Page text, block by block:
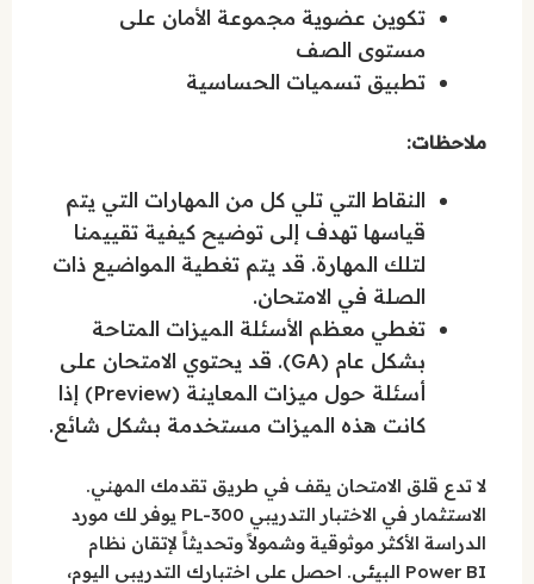
تكوين عضوية مجموعة الأمان على
مستوى الصف
تطبيق تسميات الحساسية
ملاحظات:
النقاط التي تلي كل من المهارات التي يتم
قياسها تهدف إلى توضيح كيفية تقييمنا
لتلك المهارة. قد يتم تغطية المواضيع ذات
الصلة في الامتحان.
تغطي معظم الأسئلة الميزات المتاحة
بشكل عام (GA). قد يحتوي الامتحان على
أسئلة حول ميزات المعاينة (Preview) إذا
كانت هذه الميزات مستخدمة بشكل شائع.
لا تدع قلق الامتحان يقف في طريق تقدمك المهني.
الاستثمار في الاختبار التدريبي PL-300 يوفر لك مورد
الدراسة الأكثر موثوقية وشمولاً وتحديثاً لإتقان نظام
Power BI البيئي. احصل على اختبارك التدريبي اليوم،